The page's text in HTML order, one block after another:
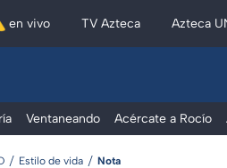
en vivo TV Azteca Azteca
Ventaneando Acércate a Rocío
Estilo de vida Nota